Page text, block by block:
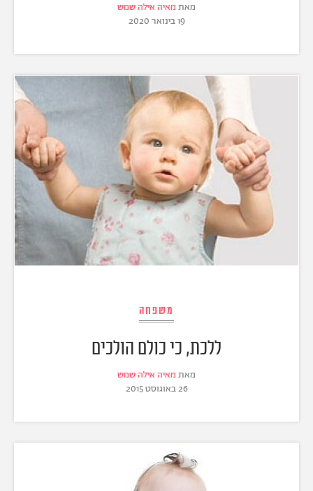
מאת מאיה אילה שמש
19 בינואר 2020
משפחה
ללכת, כי כולם הולכים
מאת מאיה אילה שמש
26 באוגוסט 2015